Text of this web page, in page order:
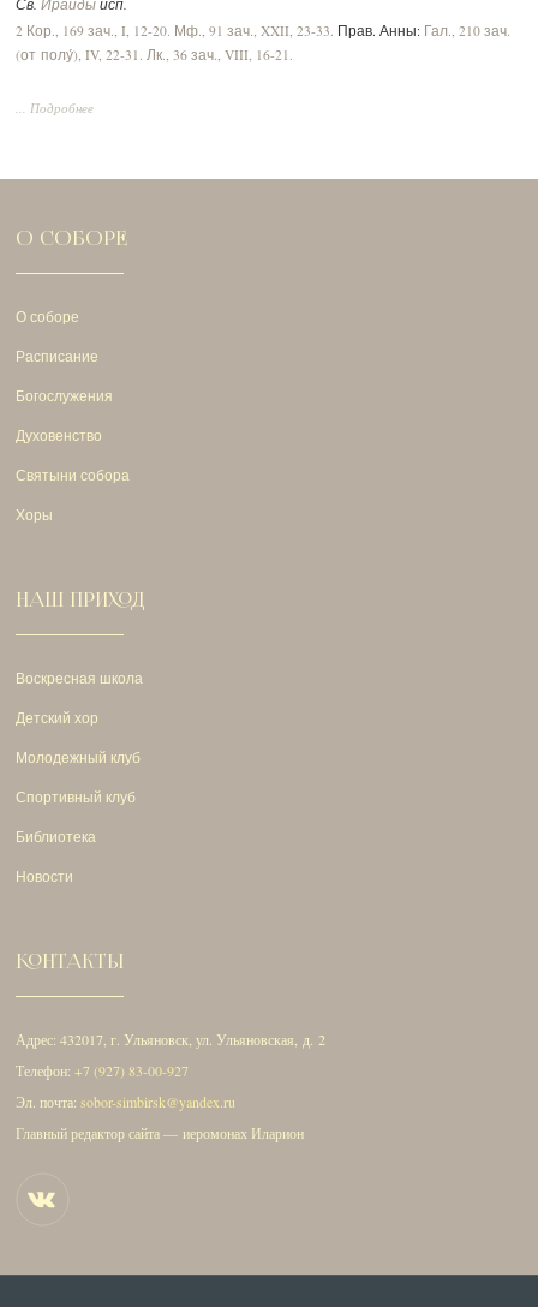
Св.Ираиды исп.
2 Кор., 169 зач., I, 12-20. Мф., 91 зач., XXII, 23-33. Прав. Анны: Гал., 210 зач.
(от полу́), IV, 22-31. Лк., 36 зач., VIII, 16-21.
... Подробнее
О СОБОРЕ
О соборе
Расписание
Богослужения
Духовенство
Святыни собора
Хоры
НАШ ПРИХОД
Воскресная школа
Детский хор
Молодежный клуб
Спортивный клуб
Библиотека
Новости
КОНТАКТЫ
Адрес: 432017, г. Ульяновск, ул. Ульяновская, д. 2
Телефон:+7 (927) 83-00-927
Эл. почта: sobor-simbirsk@yandex.ru
Главный редактор сайта — иеромонах Иларион